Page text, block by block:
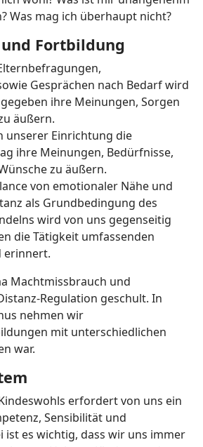
Was mag ich überhaupt nicht?
Fortbildung
Gesprächen nach Bedarf wird
ihre Meinungen, Sorgen
äußern.
unserer Einrichtung die
ihre Meinungen, Bedürfnisse,
zu äußern.
von emotionaler Nähe und
als Grundbedingung des
wird von uns gegenseitig
die Tätigkeit umfassenden
erinnert.
Machtmissbrauch und
Regulation geschult. In
nehmen wir
mit unterschiedlichen
war.
erfordert von uns ein
Sensibilität und
ist es wichtig, dass wir uns immer